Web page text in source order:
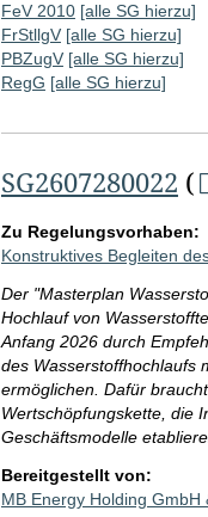
FeV 2010 [alle SG hierzu]
FrStllgV [alle SG hierzu]
PBZugV [alle SG hierzu]
RegG [alle SG hierzu]
SG2607280022 (
Zu Regelungsvorhaben:
Konstruktives Begleiten
Der "Masterplan
Hochlauf von
Anfang 2026 durch
des Wasserstoffhochlaufs
ermöglichen. Dafür
Wertschöpfungskette, die
Geschäftsmodelle
Bereitgestellt von:
MB Energy Holding GmbH